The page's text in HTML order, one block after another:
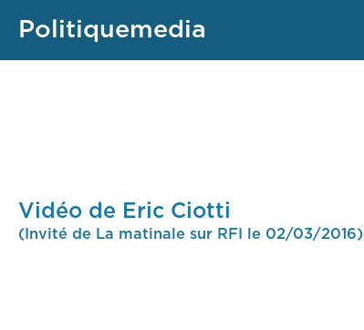
Politiquemedia
Vidéo de Eric Ciotti
(Invité de La matinale sur RFI le 02/03/2016)